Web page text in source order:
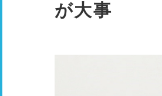
が大事